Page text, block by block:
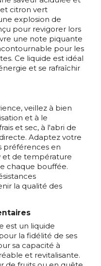
citron vert
explosion de
pour revigorer lors
une note piquante
pour les
Ce liquide est idéal
et se rafraîchir
veillez à bien
et à le
et sec, à l'abri de
Adaptez votre
préférences en
et de température
chaque bouffée.
la qualité des
est un liquide
la fidélité de ses
sa capacité à
et revitalisante.